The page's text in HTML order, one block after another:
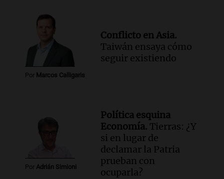
Por Marcos Calligaris
Conflicto en Asia.
Taiwán ensaya cómo
seguir existiendo
Por Adrián Simioni
Política esquina
Economía. Tierras: ¿Y
si en lugar de
declamar la Patria
prueban con
ocuparla?